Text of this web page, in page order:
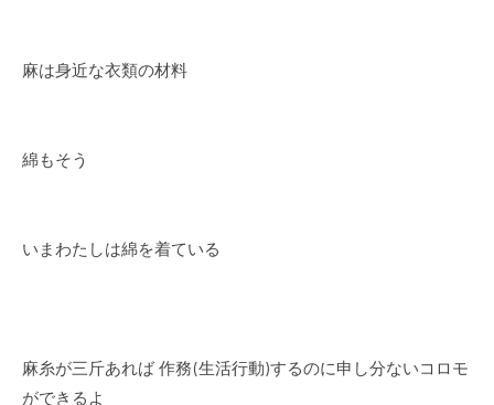
麻は身近な衣類の材料
綿もそう
いまわたしは綿を着ている
麻糸が三斤あれば 作務(生活行動)するのに申し分ないコロモ
ができるよ